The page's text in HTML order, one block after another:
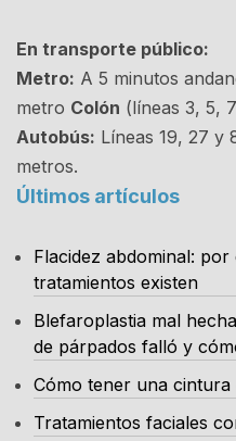
En transporte público:
Metro: A 5 minutos
metro Colón (líneas 3, 5,
Autobús: Líneas 19, 27 y
metros.
Últimos artículos
Flacidez abdominal:
tratamientos existen
Blefaroplastia mal
de párpados falló y
Cómo tener una cintura
Tratamientos faciales